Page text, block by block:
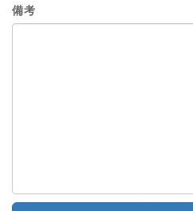
備考